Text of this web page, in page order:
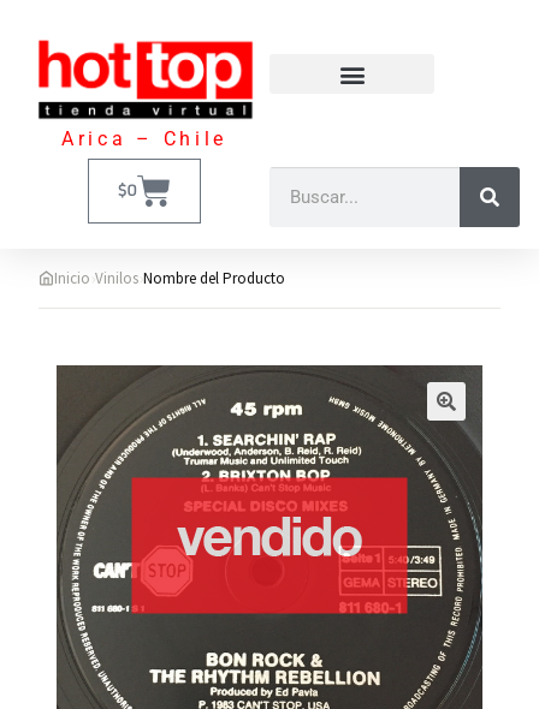
Arica – Chile
$0
Inicio›Vinilos›Nombre del Producto